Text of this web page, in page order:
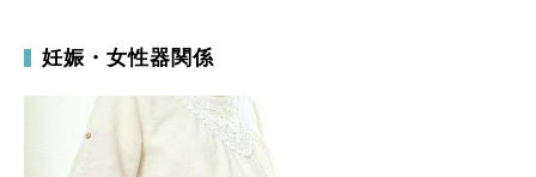
妊娠・女性器関係